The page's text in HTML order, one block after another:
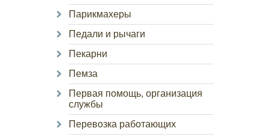
Парикмахеры
Педали и рычаги
Пекарни
Пемза
Первая помощь, организация
службы
Перевозка работающих